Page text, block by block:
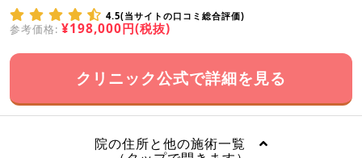
4.5(当サイトの口コミ総合評価)
参考価格: ¥198,000円(税抜)
クリニック公式で詳細を見る
院の住所と他の施術一覧